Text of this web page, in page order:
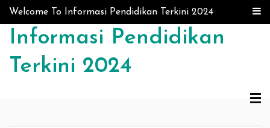
Skip to content
Welcome To Informasi Pendidikan Terkini 2024
Informasi Pendidikan
Terkini 2024